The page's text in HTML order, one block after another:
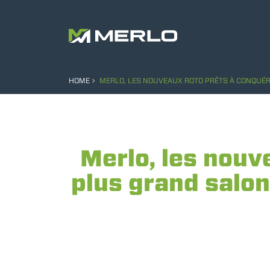
HOME MERLO, LES NOUVEAUX ROTO PRÊTS À
Merlo, les
plus grand